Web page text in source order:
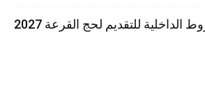
الداخلية للتقديم لحج القرعة 2027